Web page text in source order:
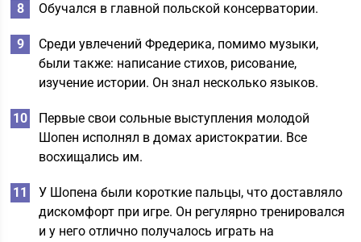
Обучался в главной польской консерватории.
Среди увлечений Фредерика, помимо музыки,
были также: написание стихов, рисование,
изучение истории. Он знал несколько языков.
Первые свои сольные выступления молодой
Шопен исполнял в домах аристократии. Все
восхищались им.
У Шопена были короткие пальцы, что доставляло
дискомфорт при игре. Он регулярно тренировался
и у него отлично получалось играть на